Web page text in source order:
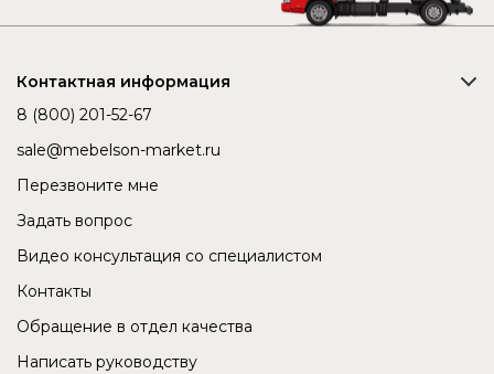
Контактная информация
8 (800) 201-52-67
sale@mebelson-market.ru
Перезвоните мне
Задать вопрос
Видео консультация со специалистом
Контакты
Обращение в отдел качества
Написать руководству